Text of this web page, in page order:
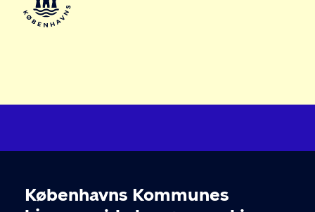
Københavns Kommunes
Find dit lokale kulturhus eller idrætsanlæg gennem
menupunktet 'Huse'. På husenes sider finder du